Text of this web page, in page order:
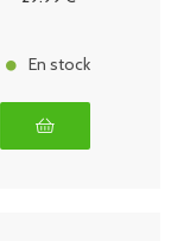
En stock